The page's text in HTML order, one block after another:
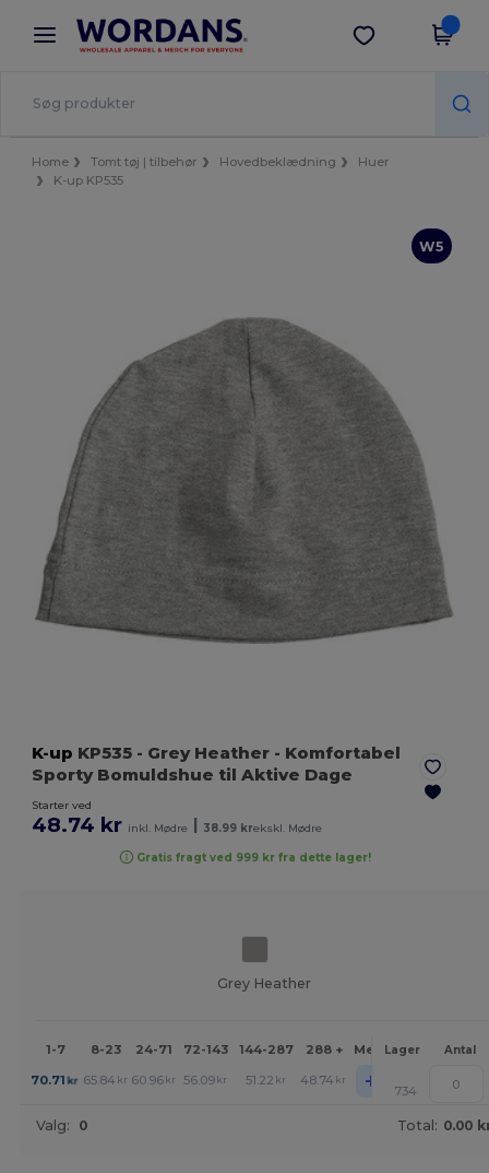
× Wordans-app
Bedre priser i appen!
Hent app
Home Tomt tøj | tilbehør Hovedbeklædning
Huer
K-up KP535
W5
K-up KP535 - Grey Heather - Komfortabel
Sporty Bomuldshue til Aktive Dage
Starter ved
48.74 kr inkl. Mødre 38.99 krekskl. Mødre
Gratis fragt ved 999 kr fra dette lager!
Grey Heather
1-7 8-23 24-71 72-143 144-287 288 + MereLager Antal
70.71 kr 65.84 kr 60.96 kr 56.09 kr 51.22 kr 48.74 kr + 734
Valg: 0 Total: 0.00